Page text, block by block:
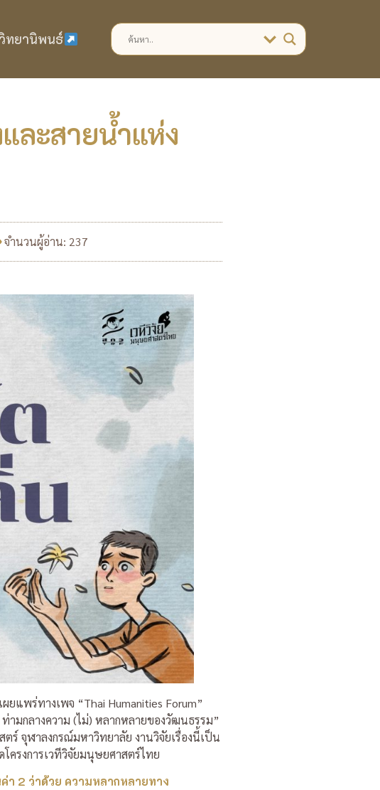
ทยานิพนธ์
ละสายน้ำแห่ง
จำนวนผู้อ่าน: 237
ผยแพร่ทางเพจ “Thai Humanities Forum”
ท่ามกลางความ (ไม่) หลากหลายของวัฒนธรรม”
ร์ จุฬาลงกรณ์มหาวิทยาลัย งานวิจัยเรื่องนี้เป็น
ครงการเวทีวิจัยมนุษยศาสตร์ไทย
า 2 ว่าด้วย ความหลากหลายทาง